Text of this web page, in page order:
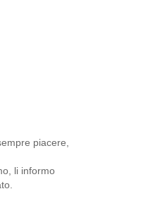
piacere,
li informo